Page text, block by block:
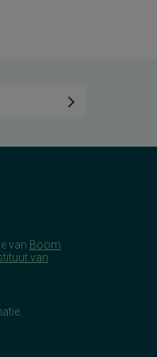
van Boom
van